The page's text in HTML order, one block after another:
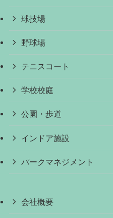
球技場
野球場
テニスコート
学校校庭
公園・歩道
インドア施設
パークマネジメント
会社概要